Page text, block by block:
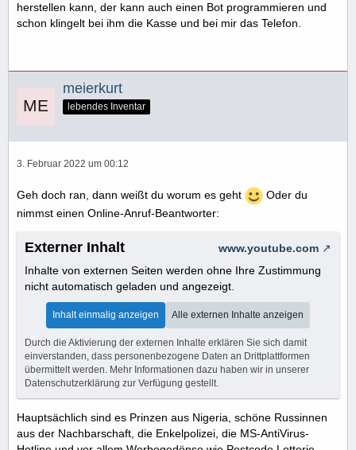
herstellen kann, der kann auch einen Bot programmieren und
schon klingelt bei ihm die Kasse und bei mir das Telefon.
meierkurt
lebendes Inventar
3. Februar 2022 um 00:12
Geh doch ran, dann weißt du worum es geht
Oder du
nimmst einen Online-Anruf-Beantworter:
Externer Inhalt
www.youtube.com
Inhalte von externen Seiten werden ohne Ihre Zustimmung
nicht automatisch geladen und angezeigt.
Inhalt einmalig anzeigen Alle externen Inhalte anzeigen
Durch die Aktivierung der externen Inhalte erklären Sie sich damit
einverstanden, dass personenbezogene Daten an Drittplattformen
übermittelt werden. Mehr Informationen dazu haben wir in unserer
Datenschutzerklärung zur Verfügung gestellt.
Hauptsächlich sind es Prinzen aus Nigeria, schöne Russinnen
aus der Nachbarschaft, die Enkelpolizei, die MS-AntiVirus-